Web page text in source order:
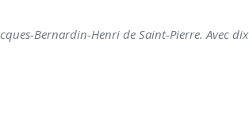
Bernardin-Henri de Saint-Pierre. Avec dix